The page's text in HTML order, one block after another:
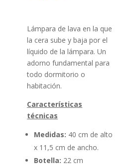
Lámpara de lava en la que
la cera sube y baja por el
líquido de la lámpara. Un
adorno fundamental para
todo dormitorio o
habitación.
Características
técnicas
Medidas: 40 cm de alto
x 11,5 cm de ancho.
Botella: 22 cm